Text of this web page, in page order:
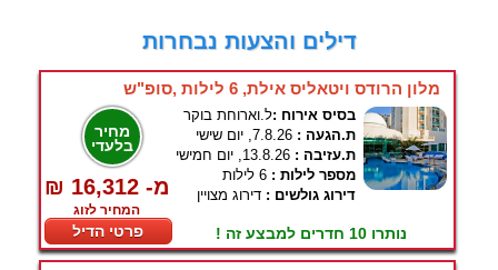
דילים והצעות נבחרות
מלון הרודס ויטאליס אילת, 6 לילות ,סופ"ש
מחיר
בלעדי
₪ 16,312 -מ
המחיר לזוג
פרטי הדיל
בסיס אירוח :ל.וארוחת בוקר
ת.הגעה : 7.8.26, יום שישי
ת.עזיבה : 13.8.26, יום חמישי
מספר לילות : 6 לילות
דירוג גולשים : דירוג מצויין
נותרו 10 חדרים למבצע זה !